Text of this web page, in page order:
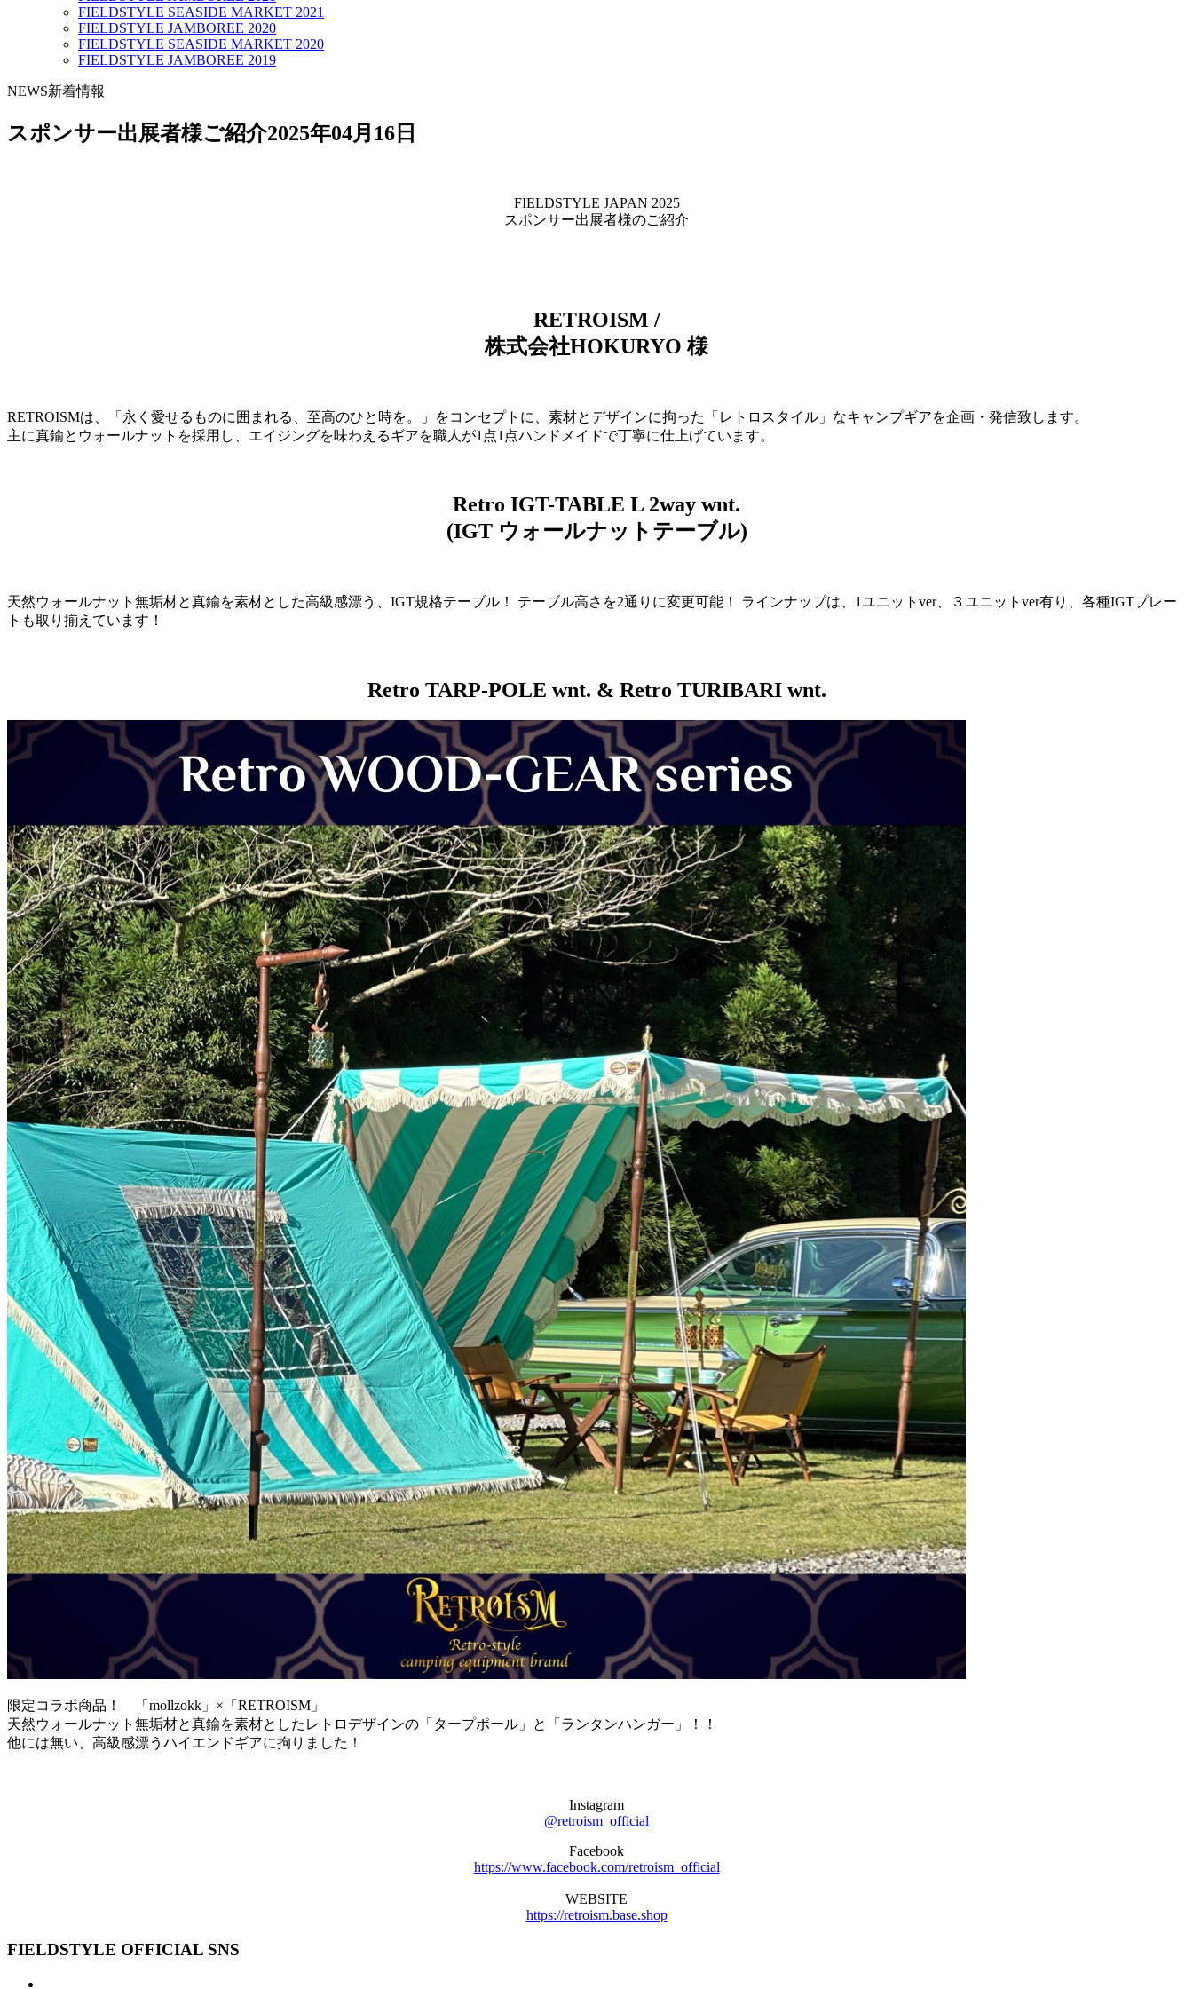
FIELDSTYLE SEASIDE MARKET 2021
FIELDSTYLE JAMBOREE 2020
FIELDSTYLE SEASIDE MARKET 2020
FIELDSTYLE JAMBOREE 2019
NEWS新着情報
スポンサー出展者様ご紹介2025年04月16日
FIELDSTYLE JAPAN 2025
スポンサー出展者様のご紹介
RETROISM /
株式会社HOKURYO 様
RETROISMは、「永く愛せるものに囲まれる、至高のひと時を。」をコンセプトに、素材とデザインに拘った「レトロスタイル」なキャンプギアを企画・発信致します。
主に真鍮とウォールナットを採用し、エイジングを味わえるギアを職人が1点1点ハンドメイドで丁寧に仕上げています。
Retro IGT-TABLE L 2way wnt.
(IGT ウォールナットテーブル)
天然ウォールナット無垢材と真鍮を素材とした高級感漂う、IGT規格テーブル！ テーブル高さを2通りに変更可能！ ラインナップは、1ユニットver、３ユニットver有り、各種IGTプレー
トも取り揃えています！
Retro TARP-POLE wnt. & Retro TURIBARI wnt.
限定コラボ商品！ 「mollzokk」×「RETROISM」
天然ウォールナット無垢材と真鍮を素材としたレトロデザインの「タープポール」と「ランタンハンガー」！！
他には無い、高級感漂うハイエンドギアに拘りました！
Instagram
@retroism_official
Facebook
https://www.facebook.com/retroism_official
WEBSITE
https://retroism.base.shop
FIELDSTYLE OFFICIAL SNS